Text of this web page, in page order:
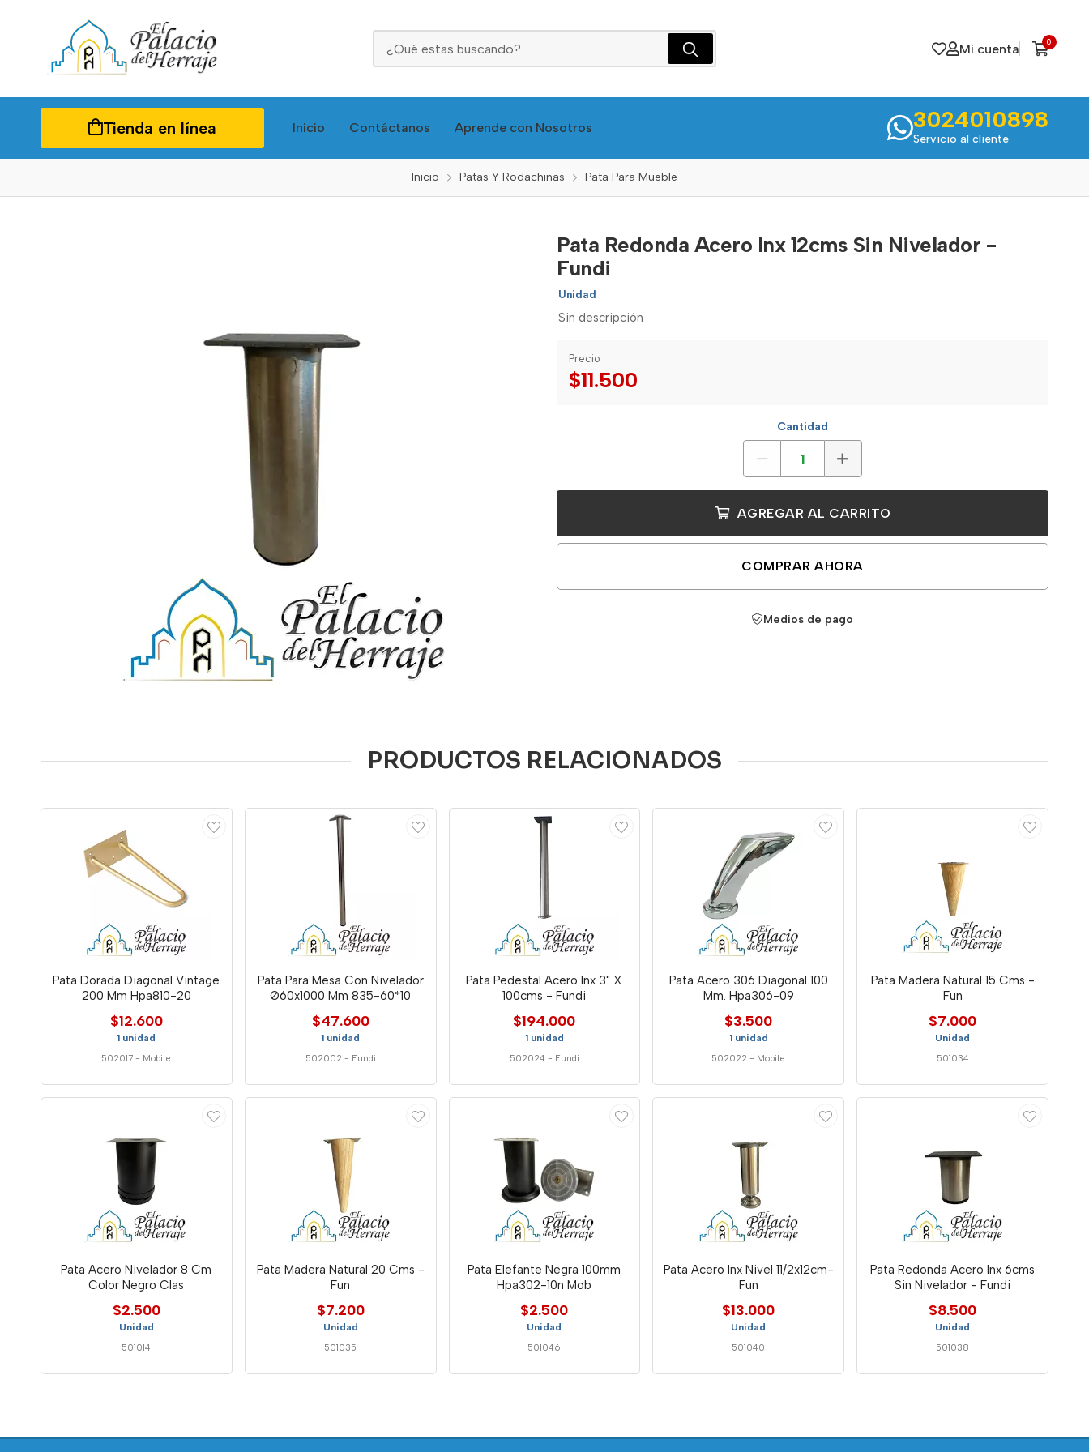
Mi cuenta 0
Tienda en línea Inicio Contáctanos Aprende con Nosotros 3024010898
Servicio al cliente
Inicio Patas Y Rodachinas Pata Para Mueble
Pata Redonda Acero Inx 12cms Sin Nivelador -
Fundi
Unidad
Sin descripción
Precio
$11.500
Cantidad
AGREGAR AL CARRITO
COMPRAR AHORA
Medios de pago
PRODUCTOS RELACIONADOS
Pata Dorada Diagonal Vintage
200 Mm Hpa810-20
$12.600
1 unidad
502017 - Mobile
Pata Para Mesa Con Nivelador
Ø60x1000 Mm 835-60*10
$47.600
1 unidad
502002 - Fundi
Pata Pedestal Acero Inx 3" X
100cms - Fundi
$194.000
1 unidad
502024 - Fundi
Pata Acero 306 Diagonal 100
Mm. Hpa306-09
$3.500
1 unidad
502022 - Mobile
Pata Madera Natural 15 Cms -
Fun
$7.000
Unidad
501034
Pata Acero Nivelador 8 Cm
Color Negro Clas
$2.500
Unidad
501014
Pata Madera Natural 20 Cms -
Fun
$7.200
Unidad
501035
Pata Elefante Negra 100mm
Hpa302-10n Mob
$2.500
Unidad
501046
Pata Acero Inx Nivel 11/2x12cm-
Fun
$13.000
Unidad
501040
Pata Redonda Acero Inx 6cms
Sin Nivelador - Fundi
$8.500
Unidad
501038